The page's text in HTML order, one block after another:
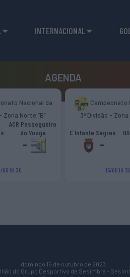
INTERNACIONAL
AGENDA
Nacional da
Zona Norte “B”
ACR Pessegueiro
do Vouga
-
05 18:30
Campeonato
3ª Divisão - Zona
C Infante Sagres
-
15/05 18:30
domingo 15 de outubro de 2023
do Grupo Desportivo de Sesimbra -